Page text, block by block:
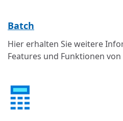
Batch
Hier erhalten Sie weitere
Features und Funktionen von